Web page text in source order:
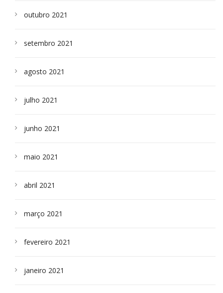
outubro 2021
setembro 2021
agosto 2021
julho 2021
junho 2021
maio 2021
abril 2021
março 2021
fevereiro 2021
janeiro 2021